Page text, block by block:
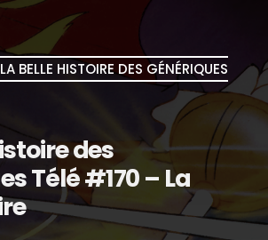
LA BELLE HISTOIRE DES GÉNÉRIQUES
des
Télé #170 – La